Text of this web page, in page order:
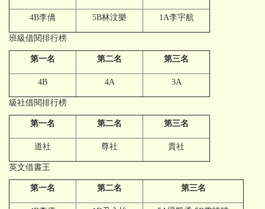
4B李僑 5B林汶樂 1A李宇航
班級借閱排行榜
第一名 第二名 第三名
4B 4A 3A
級社借閱排行榜
第一名 第二名 第三名
道社 尊社 貴社
英文借書王
第一名 第二名 第三名